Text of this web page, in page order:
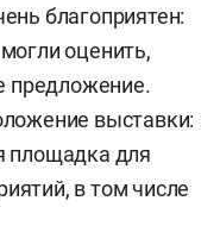
благоприятен:
оценить,
предложение.
выставки:
площадка для
в том числе